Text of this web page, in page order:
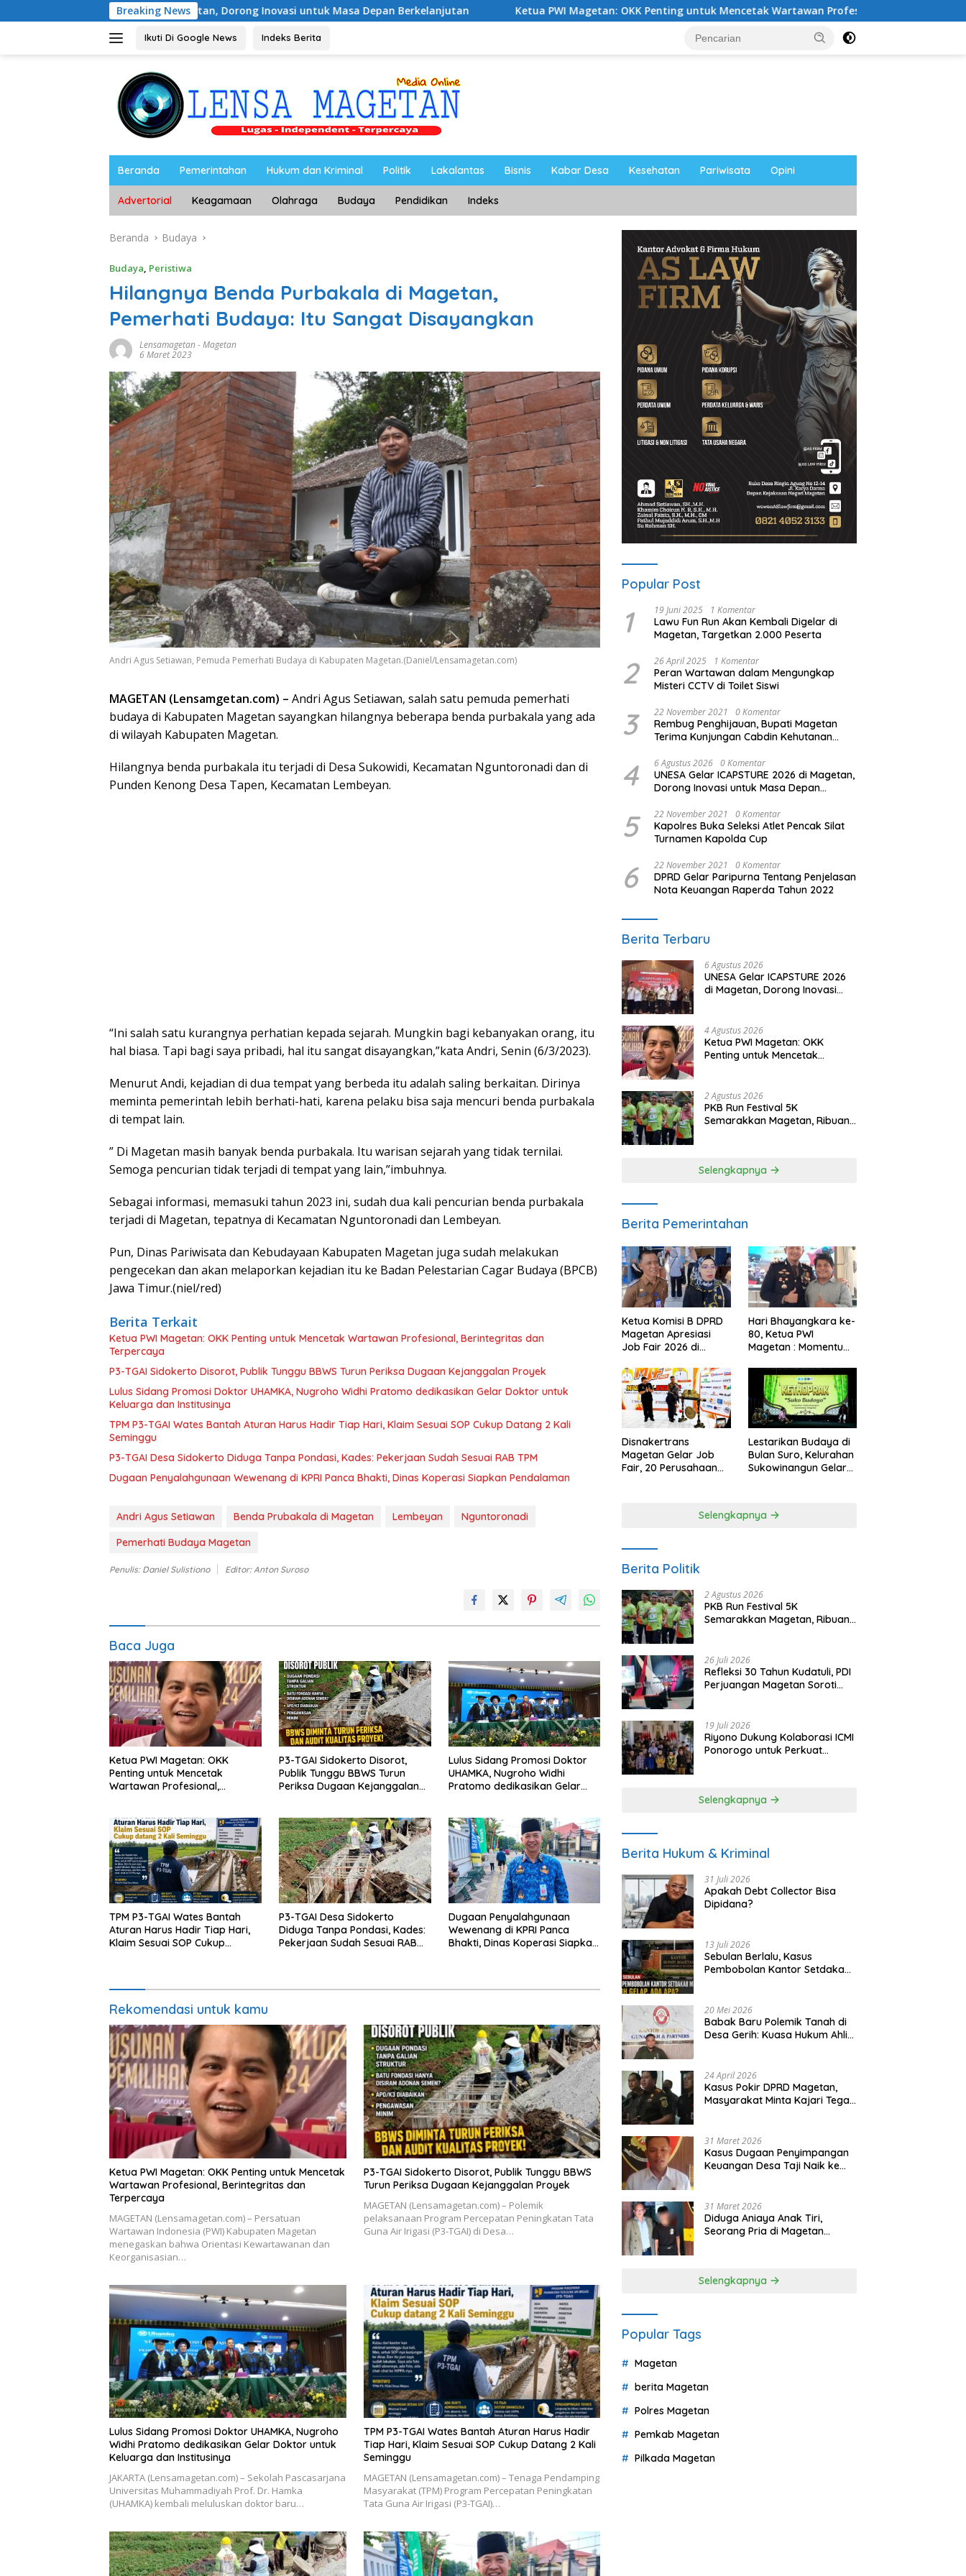
ke
Breaking News
2026 di Magetan, Dorong Inovasi untuk Masa Depan Berkelanjutan Ketua PWI Magetan: OKK Penting untuk Mencetak Wartawan Profesional, Berintegritas dan Terpercaya
Ikuti Di Google News Indeks Berita
Beranda Pemerintahan Hukum dan Kriminal Politik Lakalantas Bisnis Kabar Desa Kesehatan Pariwisata Opini
Advertorial Keagamaan Olahraga Budaya Pendidikan Indeks
Beranda Budaya
Budaya, Peristiwa
Hilangnya Benda Purbakala di Magetan,
Pemerhati Budaya: Itu Sangat Disayangkan
Lensamagetan-Magetan
6 Maret 2023
Andri Agus Setiawan, Pemuda Pemerhati Budaya di Kabupaten Magetan.(Daniel/Lensamagetan.com)
MAGETAN (Lensamgetan.com) – Andri Agus Setiawan, salah satu pemuda pemerhati
budaya di Kabupaten Magetan sayangkan hilangnya beberapa benda purbakala yang ada
di wilayah Kabupaten Magetan.
Hilangnya benda purbakala itu terjadi di Desa Sukowidi, Kecamatan Nguntoronadi dan di
Punden Kenong Desa Tapen, Kecamatan Lembeyan.
“Ini salah satu kurangnya perhatian kepada sejarah. Mungkin bagi kebanyakan orang, itu
hal biasa. Tapi bagi saya pribadi, hal itu sangat disayangkan,”kata Andri, Senin (6/3/2023).
Menurut Andi, kejadian di dua tempat yang berbeda itu adalah saling berkaitan. Dirinya
meminta pemerintah lebih berhati-hati, karena pelaku bisa saja mencuri benda purbakala
di tempat lain.
” Di Magetan masih banyak benda purbakala. Itu warisan sejarah yang tidak ternilai.
Semoga pencurian tidak terjadi di tempat yang lain,”imbuhnya.
Sebagai informasi, memasuki tahun 2023 ini, sudah dua kali pencurian benda purbakala
terjadi di Magetan, tepatnya di Kecamatan Nguntoronadi dan Lembeyan.
Pun, Dinas Pariwisata dan Kebudayaan Kabupaten Magetan juga sudah melakukan
pengecekan dan akan melaporkan kejadian itu ke Badan Pelestarian Cagar Budaya (BPCB)
Jawa Timur.(niel/red)
Berita Terkait
Ketua PWI Magetan: OKK Penting untuk Mencetak Wartawan Profesional, Berintegritas dan
Terpercaya
P3-TGAI Sidokerto Disorot, Publik Tunggu BBWS Turun Periksa Dugaan Kejanggalan Proyek
Lulus Sidang Promosi Doktor UHAMKA, Nugroho Widhi Pratomo dedikasikan Gelar Doktor untuk
Keluarga dan Institusinya
TPM P3-TGAI Wates Bantah Aturan Harus Hadir Tiap Hari, Klaim Sesuai SOP Cukup Datang 2 Kali
Seminggu
P3-TGAI Desa Sidokerto Diduga Tanpa Pondasi, Kades: Pekerjaan Sudah Sesuai RAB TPM
Dugaan Penyalahgunaan Wewenang di KPRI Panca Bhakti, Dinas Koperasi Siapkan Pendalaman
Andri Agus Setiawan Benda Prubakala di Magetan Lembeyan
Nguntoronadi
Pemerhati Budaya Magetan
Penulis: Daniel Sulistiono Editor: Anton Suroso
Baca Juga
Ketua PWI Magetan: OKK
Penting untuk Mencetak
Wartawan Profesional,
P3-TGAI Sidokerto Disorot,
Publik Tunggu BBWS Turun
Periksa Dugaan Kejanggalan
Lulus Sidang Promosi Doktor
UHAMKA, Nugroho Widhi
Pratomo dedikasikan Gelar
TPM P3-TGAI Wates Bantah
Aturan Harus Hadir Tiap Hari,
Klaim Sesuai SOP Cukup
P3-TGAI Desa Sidokerto
Diduga Tanpa Pondasi, Kades:
Pekerjaan Sudah Sesuai RAB
Dugaan Penyalahgunaan
Wewenang di KPRI Panca
Bhakti, Dinas Koperasi Siapkan
Rekomendasi untuk kamu
Ketua PWI Magetan: OKK Penting untuk Mencetak
Wartawan Profesional, Berintegritas dan
Terpercaya
MAGETAN (Lensamagetan.com) – Persatuan
Wartawan Indonesia (PWI) Kabupaten Magetan
menegaskan bahwa Orientasi Kewartawanan dan
Keorganisasian…
P3-TGAI Sidokerto Disorot, Publik Tunggu BBWS
Turun Periksa Dugaan Kejanggalan Proyek
MAGETAN (Lensamagetan.com) – Polemik
pelaksanaan Program Percepatan Peningkatan Tata
Guna Air Irigasi (P3-TGAI) di Desa…
Lulus Sidang Promosi Doktor UHAMKA, Nugroho
Widhi Pratomo dedikasikan Gelar Doktor untuk
Keluarga dan Institusinya
JAKARTA (Lensamagetan.com) – Sekolah Pascasarjana
Universitas Muhammadiyah Prof. Dr. Hamka
(UHAMKA) kembali meluluskan doktor baru…
TPM P3-TGAI Wates Bantah Aturan Harus Hadir
Tiap Hari, Klaim Sesuai SOP Cukup Datang 2 Kali
Seminggu
MAGETAN (Lensamagetan.com) – Tenaga Pendamping
Masyarakat (TPM) Program Percepatan Peningkatan
Tata Guna Air Irigasi (P3-TGAI)…
Popular Post
1 19 Juni 2025 1 Komentar
Lawu Fun Run Akan Kembali Digelar di
Magetan, Targetkan 2.000 Peserta
2 26 April 2025 1 Komentar
Peran Wartawan dalam Mengungkap
Misteri CCTV di Toilet Siswi
3 22 November 2021 0 Komentar
Rembug Penghijauan, Bupati Magetan
Terima Kunjungan Cabdin Kehutanan
4 6 Agustus 2026 0 Komentar
UNESA Gelar ICAPSTURE 2026 di Magetan,
Dorong Inovasi untuk Masa Depan
5 22 November 2021 0 Komentar
Kapolres Buka Seleksi Atlet Pencak Silat
Turnamen Kapolda Cup
6 22 November 2021 0 Komentar
DPRD Gelar Paripurna Tentang Penjelasan
Nota Keuangan Raperda Tahun 2022
Berita Terbaru
6 Agustus 2026
UNESA Gelar ICAPSTURE 2026
di Magetan, Dorong Inovasi
4 Agustus 2026
Ketua PWI Magetan: OKK
Penting untuk Mencetak
2 Agustus 2026
PKB Run Festival 5K
Semarakkan Magetan, Ribuan
Selengkapnya
Berita Pemerintahan
Ketua Komisi B DPRD
Magetan Apresiasi
Job Fair 2026 di
Anggaran
Hari Bhayangkara ke-
80, Ketua PWI
Magetan : Momentum
Kepercayaan Publik
Disnakertrans
Magetan Gelar Job
Fair, 20 Perusahaan
Lestarikan Budaya di
Bulan Suro, Kelurahan
Sukowinangun Gelar
Selengkapnya
Berita Politik
2 Agustus 2026
PKB Run Festival 5K
Semarakkan Magetan, Ribuan
26 Juli 2026
Refleksi 30 Tahun Kudatuli, PDI
Perjuangan Magetan Soroti
19 Juli 2026
Riyono Dukung Kolaborasi ICMI
Ponorogo untuk Perkuat
Selengkapnya
Berita Hukum & Kriminal
31 Juli 2026
Apakah Debt Collector Bisa
Dipidana?
13 Juli 2026
Sebulan Berlalu, Kasus
Pembobolan Kantor Setdakab
20 Mei 2026
Babak Baru Polemik Tanah di
Desa Gerih: Kuasa Hukum Ahli
24 April 2026
Kasus Pokir DPRD Magetan,
Masyarakat Minta Kajari Tegak
31 Maret 2026
Kasus Dugaan Penyimpangan
Keuangan Desa Taji Naik ke
31 Maret 2026
Diduga Aniaya Anak Tiri,
Seorang Pria di Magetan
Selengkapnya
Popular Tags
Magetan
berita Magetan
Polres Magetan
Pemkab Magetan
Pilkada Magetan